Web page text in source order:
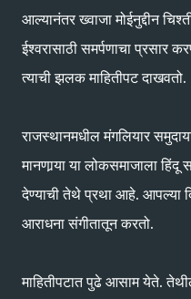
आल्यानंतर ख्वाजा मोईनुद्दीन
ईश्‍वरासाठी समर्पणाचा प्रसार
त्याची झलक माहितीपट दाखवतो.
राजस्थानमधील मंगलियार
मानणार्‍या या लोकसमाजाला हिंदू
देण्याची तेथे प्रथा आहे. आपल्या
आराधना संगीतातून करतो.
माहितीपटात पुढे आसाम येते.